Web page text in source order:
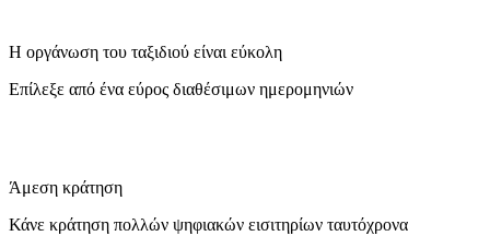
Η οργάνωση του ταξιδιού είναι εύκολη
Επίλεξε από ένα εύρος διαθέσιμων ημερομηνιών
Άμεση κράτηση
Κάνε κράτηση πολλών ψηφιακών εισιτηρίων ταυτόχρονα